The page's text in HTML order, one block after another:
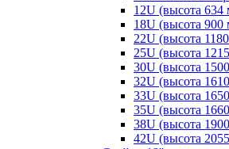
12U (высота 634
18U (высота 900
22U (высота
25U (высота
30U (высота
32U (высота
33U (высота
35U (высота
38U (высота
42U (высота